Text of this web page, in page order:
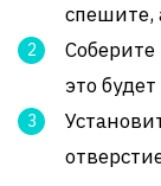
спешите,
Соберите
это